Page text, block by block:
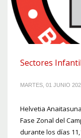
Sectores
MARTES, 01 JUNIO
Helvetia
Fase Zonal del
durante los días